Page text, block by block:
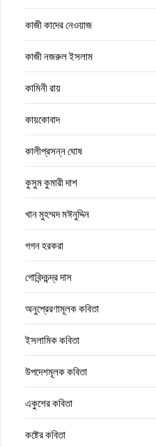
কাজী কাদের নেওয়াজ
কাজী নজরুল ইসলাম
কামিনী রায়
কায়কোবাদ
কালীপ্রসন্ন ঘোষ
কুসুম কুমারী দাশ
খান মুহম্মদ মঈনুদ্দিন
গগন হরকরা
গোবিন্দচন্দ্র দাস
অনুপ্রেরণামূলক কবিতা
ইসলামিক কবিতা
উপদেশমূলক কবিতা
একুশের কবিতা
কষ্টের কবিতা